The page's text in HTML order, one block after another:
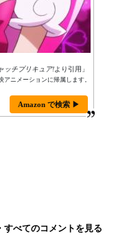
ッチプリキュア!より引用」
ニメーションに帰属します。
Amazon で検索 ▶
すべてのコメントを見る